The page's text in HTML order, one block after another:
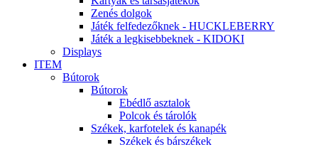
Zenés dolgok
Játék felfedezőknek - HUCKLEBERRY
Játék a legkisebbeknek - KIDOKI
Displays
ITEM
Bútorok
Bútorok
Ebédlő asztalok
Polcok és tárolók
Székek, karfotelek és kanapék
Székek és bárszékek